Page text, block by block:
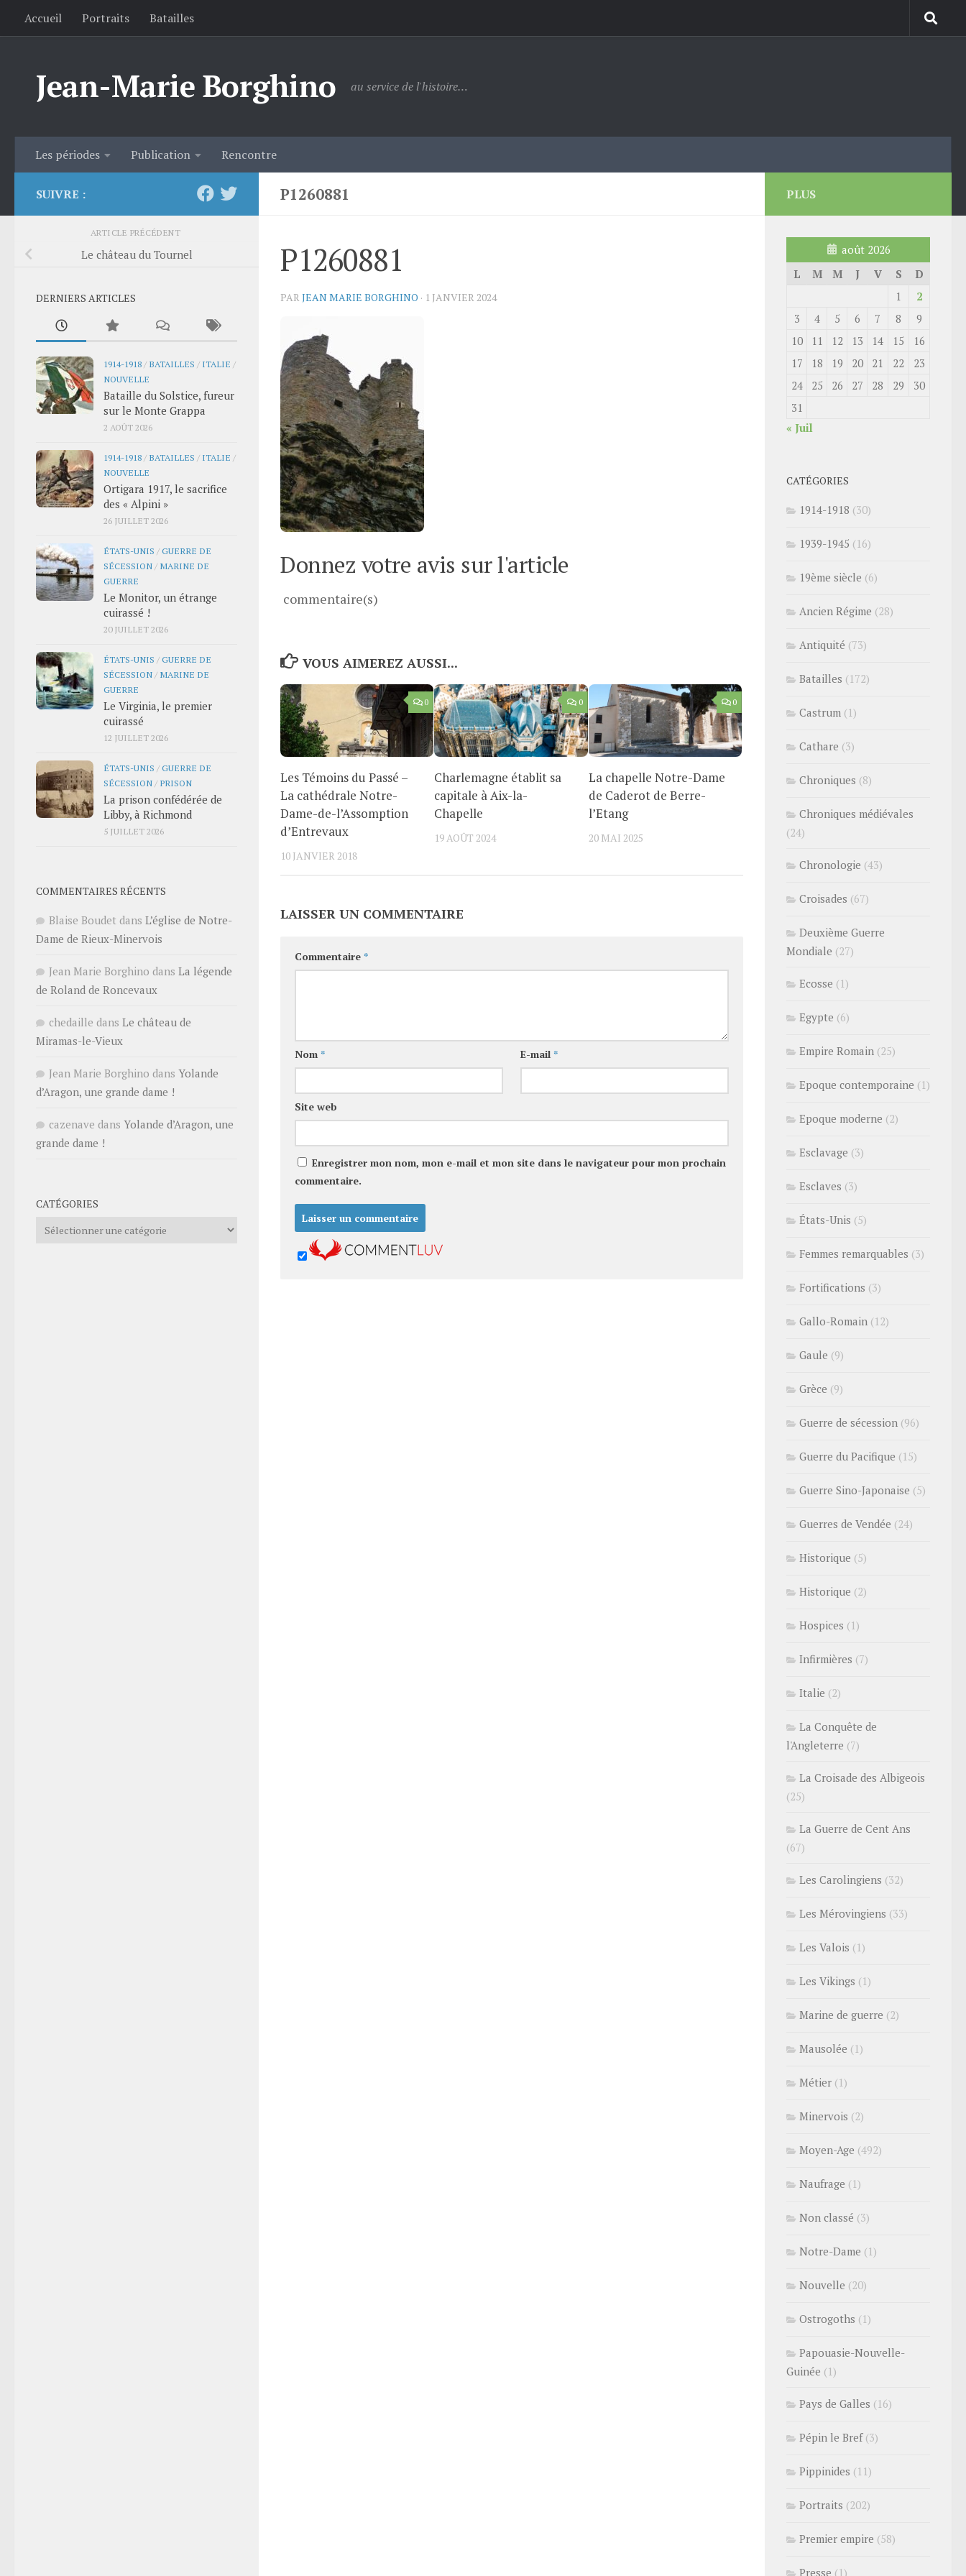
Skip to content
Accueil Portraits Batailles
Jean-Marie Borghino au service de l'histoire…
Les périodes Publication Rencontre
P1260881
P1260881
PAR JEAN MARIE BORGHINO · 1 JANVIER 2024
Donnez votre avis sur l'article
commentaire(s)
VOUS AIMEREZ AUSSI...
0
Les Témoins du Passé –
La cathédrale Notre-
Dame-de-l’Assomption
d’Entrevaux
10 JANVIER 2018
0
Charlemagne établit sa
capitale à Aix-la-
Chapelle
19 AOÛT 2024
0
La chapelle Notre-Dame
de Caderot de Berre-
l’Etang
20 MAI 2025
LAISSER UN COMMENTAIRE
Commentaire *
Nom * E-mail *
Site web
Enregistrer mon nom, mon e-mail et mon site dans le navigateur pour mon prochain
commentaire.
SUIVRE :
ARTICLE PRÉCÉDENT
Le château du Tournel
DERNIERS ARTICLES
1914-1918 / BATAILLES / ITALIE /
NOUVELLE
Bataille du Solstice, fureur
sur le Monte Grappa
2 AOÛT 2026
1914-1918 / BATAILLES / ITALIE /
NOUVELLE
Ortigara 1917, le sacrifice
des « Alpini »
26 JUILLET 2026
ÉTATS-UNIS /GUERRE DE
SÉCESSION / MARINE DE
GUERRE
Le Monitor, un étrange
cuirassé !
20 JUILLET 2026
ÉTATS-UNIS /GUERRE DE
SÉCESSION / MARINE DE
GUERRE
Le Virginia, le premier
cuirassé
12 JUILLET 2026
ÉTATS-UNIS /GUERRE DE
SÉCESSION / PRISON
La prison confédérée de
Libby, à Richmond
5 JUILLET 2026
COMMENTAIRES RÉCENTS
Blaise Boudet dans L’église de Notre-
Dame de Rieux-Minervois
Jean Marie Borghino dans La légende
de Roland de Roncevaux
chedaille dans Le château de
Miramas-le-Vieux
Jean Marie Borghino dans Yolande
d’Aragon, une grande dame !
cazenave dans Yolande d’Aragon, une
grande dame !
CATÉGORIES
Catégories
PLUS
août 2026
L
M M J V S
D
1
2
3
4 5 6 7 8
9
10
11 12 13 14 15
16
17
18 19 20 21 22
23
24
25 26 27 28 29
30
31
« Juil
CATÉGORIES
1914-1918 (30)
1939-1945 (16)
19ème siècle (6)
Ancien Régime (28)
Antiquité (73)
Batailles (172)
Castrum (1)
Cathare (3)
Chroniques (8)
Chroniques médiévales
(24)
Chronologie (43)
Croisades (67)
Deuxième Guerre
Mondiale (27)
Ecosse (1)
Egypte (6)
Empire Romain (25)
Epoque contemporaine (1)
Epoque moderne (2)
Esclavage (3)
Esclaves (3)
États-Unis (5)
Femmes remarquables (3)
Fortifications (3)
Gallo-Romain (12)
Gaule (9)
Grèce (9)
Guerre de sécession (96)
Guerre du Pacifique (15)
Guerre Sino-Japonaise (5)
Guerres de Vendée (24)
Historique (5)
Historique (2)
Hospices (1)
Infirmières (7)
Italie (2)
La Conquête de
l'Angleterre (7)
La Croisade des Albigeois
(25)
La Guerre de Cent Ans
(67)
Les Carolingiens (32)
Les Mérovingiens (33)
Les Valois (1)
Les Vikings (1)
Marine de guerre (2)
Mausolée (1)
Métier (1)
Minervois (2)
Moyen-Age (492)
Naufrage (1)
Non classé (3)
Notre-Dame (1)
Nouvelle (20)
Ostrogoths (1)
Papouasie-Nouvelle-
Guinée (1)
Pays de Galles (16)
Pépin le Bref(3)
Pippinides (11)
Portraits (202)
Premier empire (58)
Presse (1)